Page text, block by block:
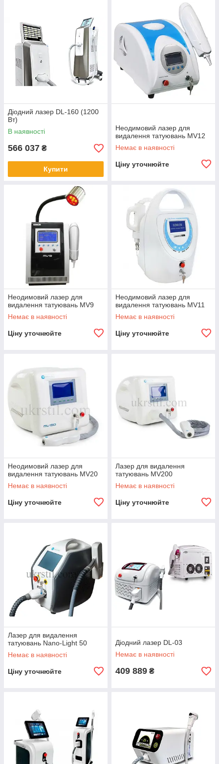
Діодний лазер DL-160 (1200
Вт)
В наявності
566 037 ₴
Купити
Неодимовий лазер для
видалення татуювань MV12
Немає в наявності
Ціну уточнюйте
Неодимовий лазер для
видалення татуювань MV9
Немає в наявності
Ціну уточнюйте
Неодимовий лазер для
видалення татуювань MV11
Немає в наявності
Ціну уточнюйте
Неодимовий лазер для
видалення татуювань MV20
Немає в наявності
Ціну уточнюйте
Лазер для видалення
татуювань MV200
Немає в наявності
Ціну уточнюйте
Лазер для видалення
татуювань Nano-Light 50
Немає в наявності
Ціну уточнюйте
Діодний лазер DL-03
Немає в наявності
409 889 ₴